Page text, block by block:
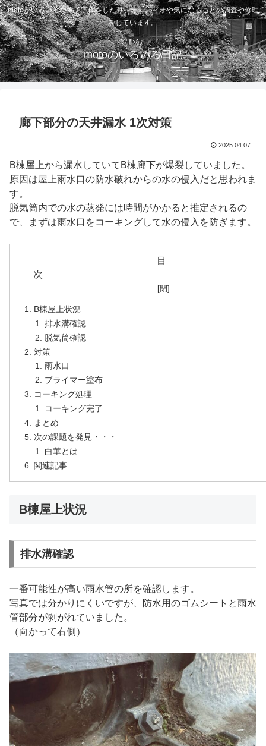
motoがいろいろな電子工作をしたり、オーディオや気になることの調査や修理
をしています。
motoのいろいろ日記
廊下部分の天井漏水 1次対策
2025.04.07
B棟屋上から漏水していてB棟廊下が爆裂していました。
原因は屋上雨水口の防水破れからの水の侵入だと思われま
す。
脱気筒内での水の蒸発には時間がかかると推定されるの
で、まずは雨水口をコーキングして水の侵入を防ぎます。
目
B棟屋上状況
排水溝確認
脱気筒確認
対策
雨水口
プライマー塗布
コーキング処理
コーキング完了
まとめ
次の課題を発見・・・
白華とは
関連記事
B棟屋上状況
排水溝確認
一番可能性が高い雨水管の所を確認します。
写真では分かりにくいですが、防水用のゴムシートと雨水
管部分が剥がれていました。
（向かって右側）